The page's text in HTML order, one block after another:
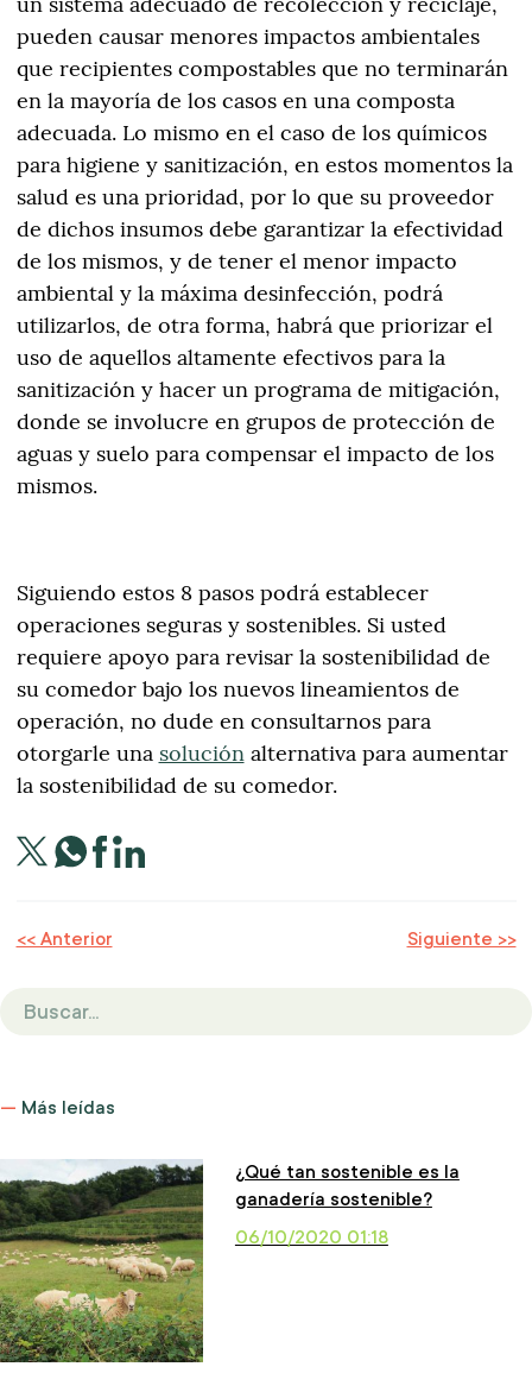
pueden causar menores impactos ambientales
que recipientes compostables que no terminarán
en la mayoría de los casos en una composta
adecuada. Lo mismo en el caso de los químicos
para higiene y sanitización, en estos momentos la
salud es una prioridad, por lo que su proveedor
de dichos insumos debe garantizar la efectividad
de los mismos, y de tener el menor impacto
ambiental y la máxima desinfección, podrá
utilizarlos, de otra forma, habrá que priorizar el
uso de aquellos altamente efectivos para la
sanitización y hacer un programa de mitigación,
donde se involucre en grupos de protección de
aguas y suelo para compensar el impacto de los
mismos.
Siguiendo estos 8 pasos podrá establecer
operaciones seguras y sostenibles. Si usted
requiere apoyo para revisar la sostenibilidad de
su comedor bajo los nuevos lineamientos de
operación, no dude en consultarnos para
otorgarle una soluciónalternativa para aumentar
la sostenibilidad de su comedor.
<< Anterior Siguiente >>
Más leídas
¿Qué tan sostenible es la
ganadería sostenible?
06/10/2020 01:18